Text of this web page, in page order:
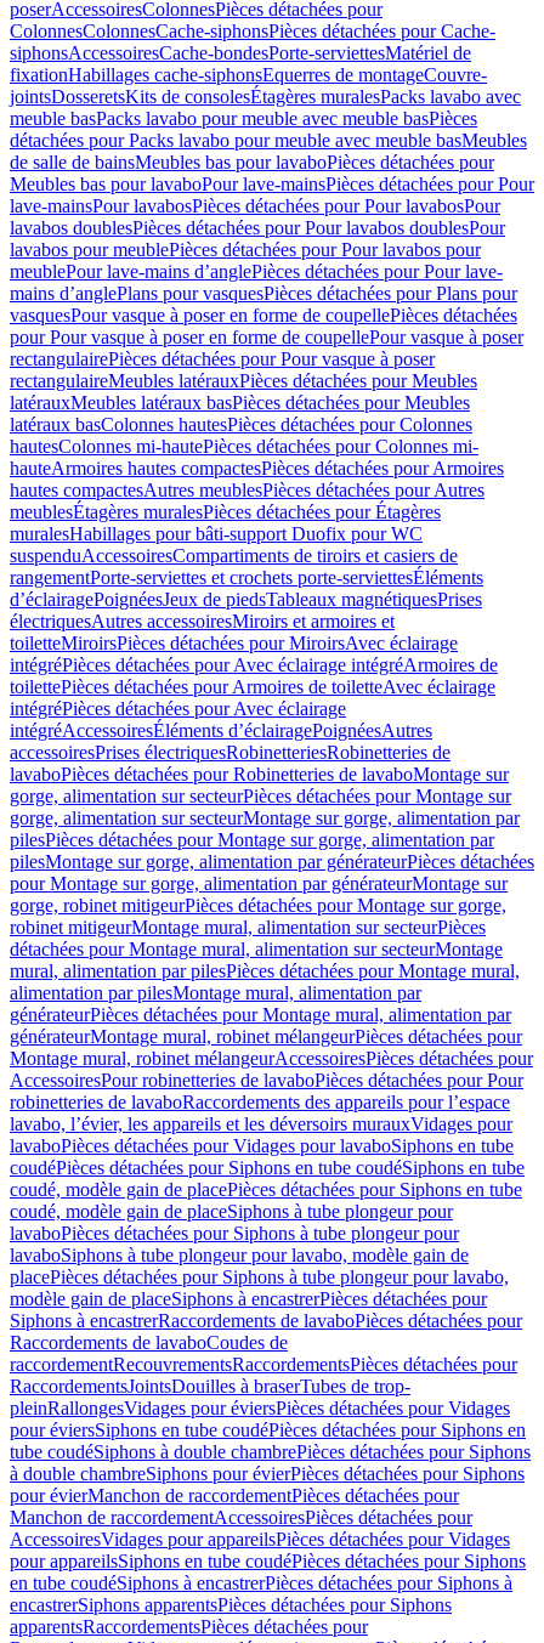
poserAccessoiresColonnesPièces détachées pour
ColonnesColonnesCache-siphonsPièces détachées pour Cache-
siphonsAccessoiresCache-bondesPorte-serviettesMatériel de
fixationHabillages cache-siphonsEquerres de montageCouvre-
jointsDosseretsKits de consolesÉtagères muralesPacks lavabo avec
meuble basPacks lavabo pour meuble avec meuble basPièces
détachées pour Packs lavabo pour meuble avec meuble basMeubles
de salle de bainsMeubles bas pour lavaboPièces détachées pour
Meubles bas pour lavaboPour lave-mainsPièces détachées pour Pour
lave-mainsPour lavabosPièces détachées pour Pour lavabosPour
lavabos doublesPièces détachées pour Pour lavabos doublesPour
lavabos pour meublePièces détachées pour Pour lavabos pour
meublePour lave-mains d’anglePièces détachées pour Pour lave-
mains d’anglePlans pour vasquesPièces détachées pour Plans pour
vasquesPour vasque à poser en forme de coupellePièces détachées
pour Pour vasque à poser en forme de coupellePour vasque à poser
rectangulairePièces détachées pour Pour vasque à poser
rectangulaireMeubles latérauxPièces détachées pour Meubles
latérauxMeubles latéraux basPièces détachées pour Meubles
latéraux basColonnes hautesPièces détachées pour Colonnes
hautesColonnes mi-hautePièces détachées pour Colonnes mi-
hauteArmoires hautes compactesPièces détachées pour Armoires
hautes compactesAutres meublesPièces détachées pour Autres
meublesÉtagères muralesPièces détachées pour Étagères
muralesHabillages pour bâti-support Duofix pour WC
suspenduAccessoiresCompartiments de tiroirs et casiers de
rangementPorte-serviettes et crochets porte-serviettesÉléments
d’éclairagePoignéesJeux de piedsTableaux magnétiquesPrises
électriquesAutres accessoiresMiroirs et armoires et
toiletteMiroirsPièces détachées pour MiroirsAvec éclairage
intégréPièces détachées pour Avec éclairage intégréArmoires de
toilettePièces détachées pour Armoires de toiletteAvec éclairage
intégréPièces détachées pour Avec éclairage
intégréAccessoiresÉléments d’éclairagePoignéesAutres
accessoiresPrises électriquesRobinetteriesRobinetteries de
lavaboPièces détachées pour Robinetteries de lavaboMontage sur
gorge, alimentation sur secteurPièces détachées pour Montage sur
gorge, alimentation sur secteurMontage sur gorge, alimentation par
pilesPièces détachées pour Montage sur gorge, alimentation par
pilesMontage sur gorge, alimentation par générateurPièces détachées
pour Montage sur gorge, alimentation par générateurMontage sur
gorge, robinet mitigeurPièces détachées pour Montage sur gorge,
robinet mitigeurMontage mural, alimentation sur secteurPièces
détachées pour Montage mural, alimentation sur secteurMontage
mural, alimentation par pilesPièces détachées pour Montage mural,
alimentation par pilesMontage mural, alimentation par
générateurPièces détachées pour Montage mural, alimentation par
générateurMontage mural, robinet mélangeurPièces détachées pour
Montage mural, robinet mélangeurAccessoiresPièces détachées pour
AccessoiresPour robinetteries de lavaboPièces détachées pour Pour
robinetteries de lavaboRaccordements des appareils pour l’espace
lavabo, l’évier, les appareils et les déversoirs murauxVidages pour
lavaboPièces détachées pour Vidages pour lavaboSiphons en tube
coudéPièces détachées pour Siphons en tube coudéSiphons en tube
coudé, modèle gain de placePièces détachées pour Siphons en tube
coudé, modèle gain de placeSiphons à tube plongeur pour
lavaboPièces détachées pour Siphons à tube plongeur pour
lavaboSiphons à tube plongeur pour lavabo, modèle gain de
placePièces détachées pour Siphons à tube plongeur pour lavabo,
modèle gain de placeSiphons à encastrerPièces détachées pour
Siphons à encastrerRaccordements de lavaboPièces détachées pour
Raccordements de lavaboCoudes de
raccordementRecouvrementsRaccordementsPièces détachées pour
RaccordementsJointsDouilles à braserTubes de trop-
pleinRallongesVidages pour éviersPièces détachées pour Vidages
pour éviersSiphons en tube coudéPièces détachées pour Siphons en
tube coudéSiphons à double chambrePièces détachées pour Siphons
à double chambreSiphons pour évierPièces détachées pour Siphons
pour évierManchon de raccordementPièces détachées pour
Manchon de raccordementAccessoiresPièces détachées pour
AccessoiresVidages pour appareilsPièces détachées pour Vidages
pour appareilsSiphons en tube coudéPièces détachées pour Siphons
en tube coudéSiphons à encastrerPièces détachées pour Siphons à
encastrerSiphons apparentsPièces détachées pour Siphons
apparentsRaccordementsPièces détachées pour